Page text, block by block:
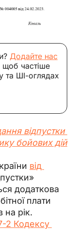
Додайте нас
щоб частіше
та ШІ-оглядах
відпустки
бойових дій
від
додаткова
плати
на рік.
2 Кодексу